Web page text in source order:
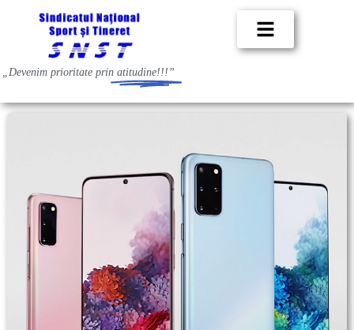
„Devenim prioritate prin atitudine!!!”